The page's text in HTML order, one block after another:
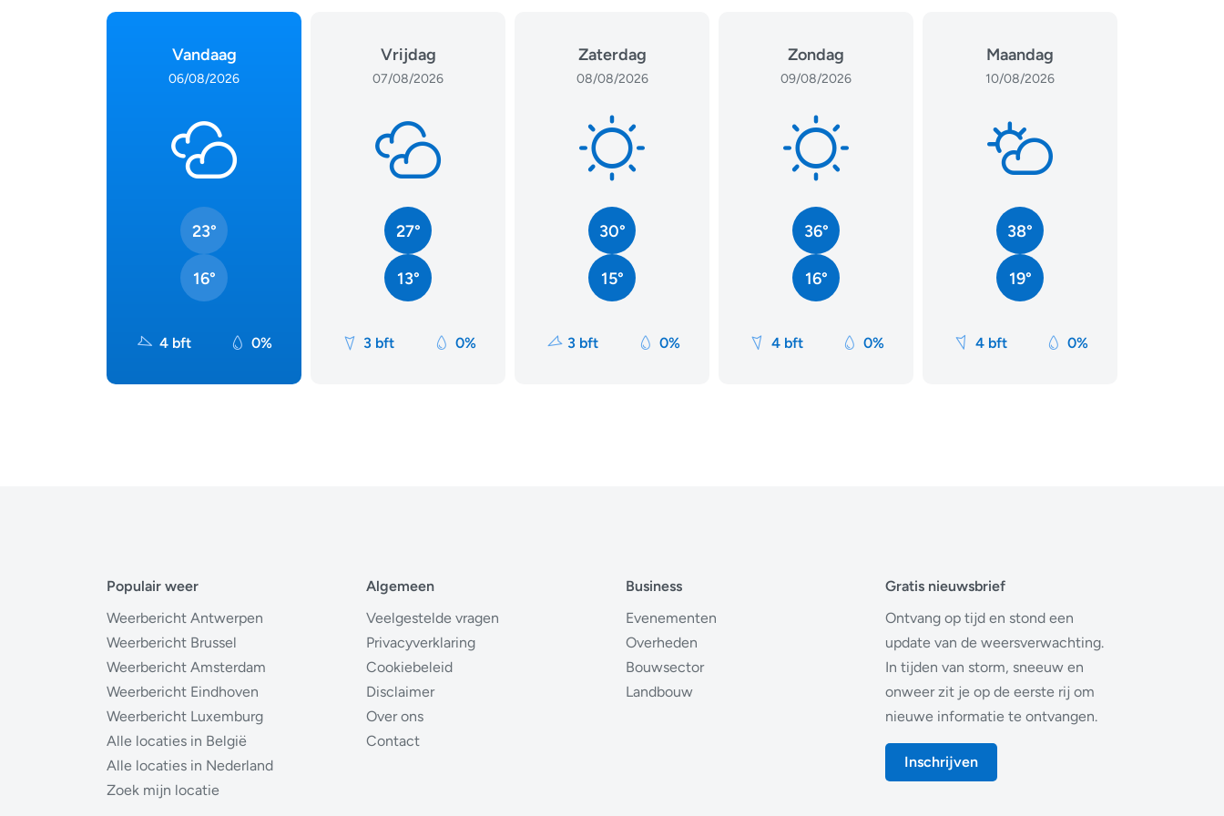
Vandaag
06/08/2026
23°
16°
4 bft 0%
Vrijdag
07/08/2026
27°
13°
3 bft 0%
Zaterdag
08/08/2026
30°
15°
3 bft 0%
Zondag
09/08/2026
36°
16°
4 bft 0%
Maandag
10/08/2026
38°
19°
4 bft 0%
Populair weer
Weerbericht Antwerpen
Weerbericht Brussel
Weerbericht Amsterdam
Weerbericht Eindhoven
Weerbericht Luxemburg
Alle locaties in België
Alle locaties in Nederland
Zoek mijn locatie
Algemeen
Veelgestelde vragen
Privacyverklaring
Cookiebeleid
Disclaimer
Over ons
Contact
Business
Evenementen
Overheden
Bouwsector
Landbouw
Gratis nieuwsbrief
Ontvang op tijd en stond een
update van de weersverwachting.
In tijden van storm, sneeuw en
onweer zit je op de eerste rij om
nieuwe informatie te ontvangen.
Inschrijven